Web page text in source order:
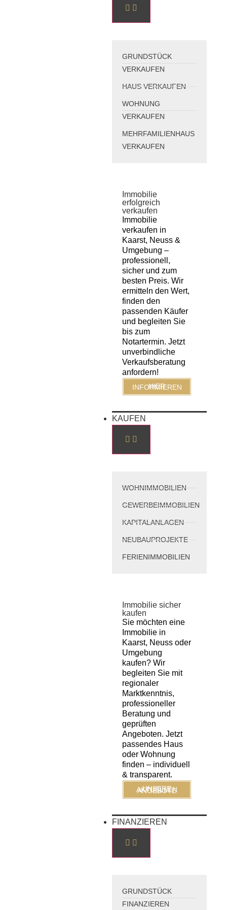
GRUNDSTÜCK
VERKAUFEN
HAUS VERKAUFEN
WOHNUNG
VERKAUFEN
MEHRFAMILIENHAUS
VERKAUFEN
Immobilie
erfolgreich
verkaufen
Immobilie
verkaufen in
Kaarst, Neuss &
Umgebung –
professionell,
sicher und zum
besten Preis. Wir
ermitteln den Wert,
finden den
passenden Käufer
und begleiten Sie
bis zum
Notartermin. Jetzt
unverbindliche
Verkaufsberatung
anfordern!
HIER INFORMIEREN
KAUFEN
WOHNIMMOBILIEN
GEWERBEIMMOBILIEN
KAPITALANLAGEN
NEUBAUPROJEKTE
FERIENIMMOBILIEN
Immobilie sicher
kaufen
Sie möchten eine
Immobilie in
Kaarst, Neuss oder
Umgebung
kaufen? Wir
begleiten Sie mit
regionaler
Marktkenntnis,
professioneller
Beratung und
geprüften
Angeboten. Jetzt
passendes Haus
oder Wohnung
finden – individuell
& transparent.
UNSERE AKTUELLEN ANGEBOTE
FINANZIEREN
GRUNDSTÜCK
FINANZIEREN